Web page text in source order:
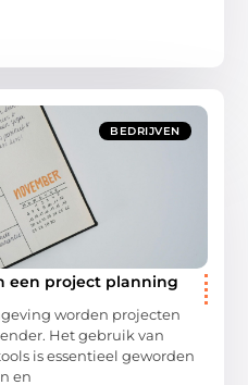
BEDRIJVEN
een project planning
worden projecten
Het gebruik van
is essentieel geworden
en